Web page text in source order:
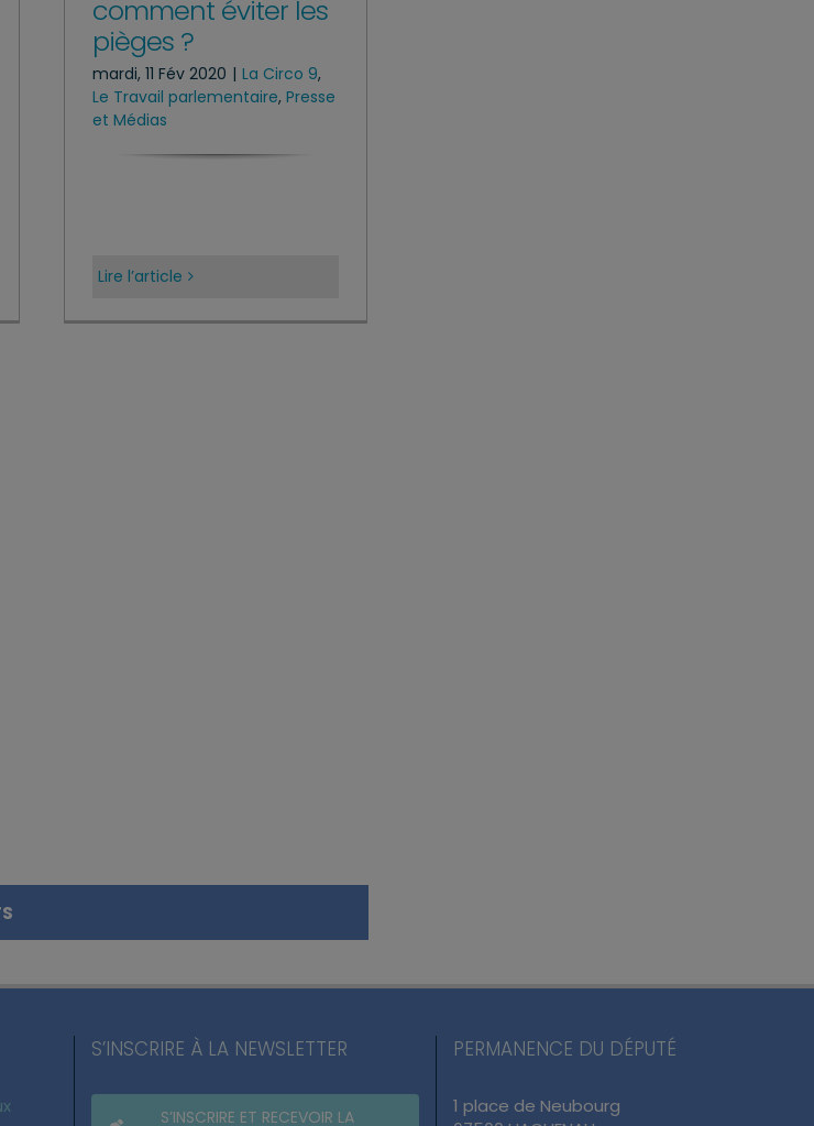
comment éviter les
pièges ?
mardi, 11 Fév 2020 | La Circo 9,
Le Travail parlementaire, Presse
et Médias
Lire l’article
S’INSCRIRE À LA NEWSLETTER
S’INSCRIRE ET RECEVOIR LA
PERMANENCE DU DÉPUTÉ
1 place de Neubourg